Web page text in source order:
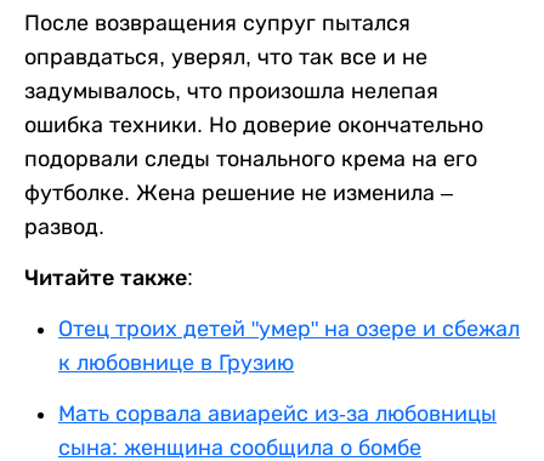
После возвращения супруг пытался
оправдаться, уверял, что так все и не
задумывалось, что произошла нелепая
ошибка техники. Но доверие окончательно
подорвали следы тонального крема на его
футболке. Жена решение не изменила –
развод.
Читайте также:
Отец троих детей "умер" на озере и сбежал
к любовнице в Грузию
Мать сорвала авиарейс из-за любовницы
сына: женщина сообщила о бомбе